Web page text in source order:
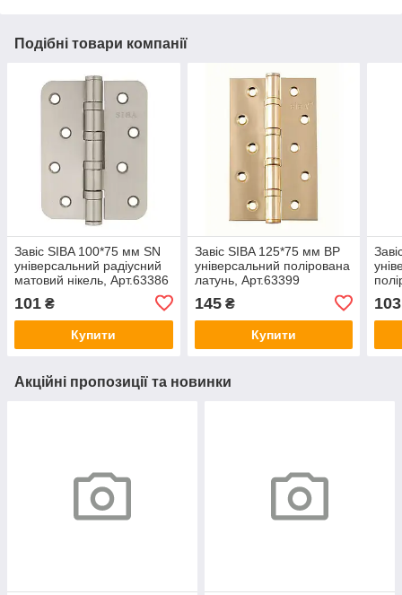
Подібні товари компанії
Завіс SIBA 100*75 мм SN
універсальний радіусний
матовий нікель, Арт.63386
101 ₴
Купити
Завіс SIBA 125*75 мм BP
універсальний полірована
латунь, Арт.63399
145₴
Купити
103
Акційні пропозиції та новинки